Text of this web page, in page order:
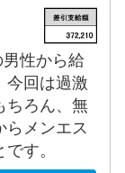
性から給
今回は過激
ちろん、無
らメンエス
す。